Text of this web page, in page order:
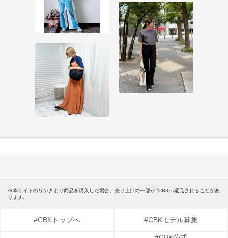
※本サイトのリンクより商品を購入した場合、売り上げの一部が#CBKへ還元されることがあ
ります。
#CBKトップへ #CBKモデル募集